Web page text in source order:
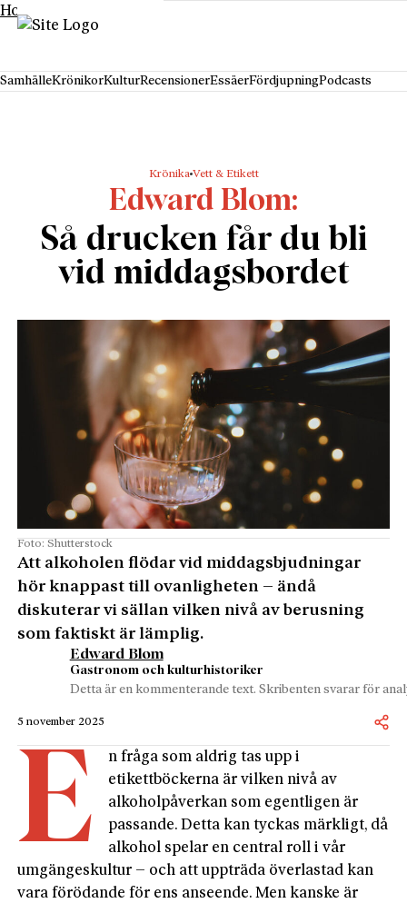
Hoppa till innehåll
SamhälleKrönikorKulturRecensionerEssäerFördjupningPodcasts
Krönika Vett & Etikett
Edward Blom
Så drucken får du bli
vid middagsbordet
Foto: Shutterstock
Att alkoholen flödar vid middagsbjudningar
hör knappast till ovanligheten – ändå
diskuterar vi sällan vilken nivå av berusning
som faktiskt är lämplig.
Edward Blom
Gastronom och kulturhistoriker
Detta är en kommenterande text. Skribenten svarar för
5 november 2025
E
n fråga som aldrig tas upp i
etikettböckerna är vilken nivå av
alkoholpåverkan som egentligen är
passande. Detta kan tyckas märkligt, då
alkohol spelar en central roll i vår
umgängeskultur – och att uppträda överlastad kan
vara förödande för ens anseende. Men kanske är